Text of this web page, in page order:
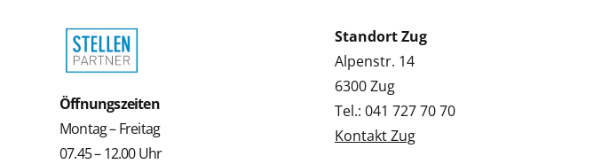
Öffnungszeiten
Montag – Freitag
07.45 – 12.00 Uhr
Standort Zug
Alpenstr. 14
6300 Zug
Tel.: 041 727 70 70
Kontakt Zug